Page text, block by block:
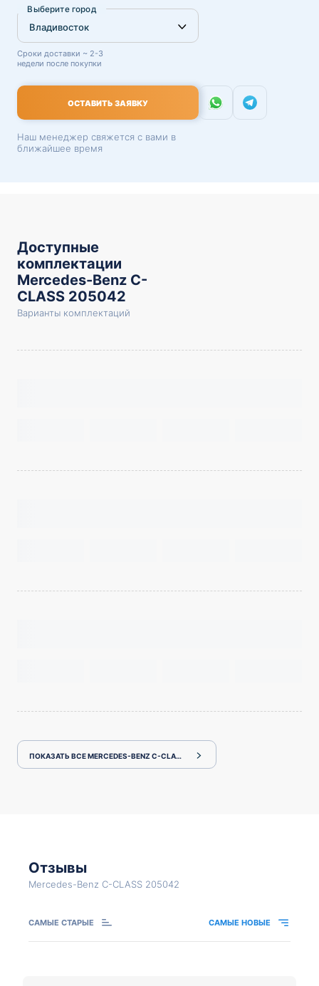
Выберите город
Сроки доставки ~ 2-3
недели после покупки
ОСТАВИТЬ ЗАЯВКУ
Наш менеджер свяжется с вами в
ближайшее время
Доступные
комплектации
Mercedes-Benz C-
CLASS 205042
Варианты комплектаций
ПОКАЗАТЬ ВСЕ MERCEDES-BENZ C-CLASS 205042
Отзывы
Mercedes-Benz C-CLASS 205042
САМЫЕ СТАРЫЕ САМЫЕ НОВЫЕ